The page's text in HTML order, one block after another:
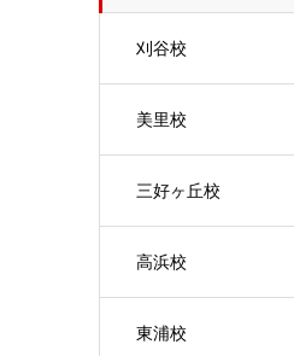
刈谷校
美里校
三好ヶ丘校
高浜校
東浦校